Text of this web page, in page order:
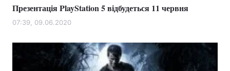
Презентація PlayStation 5 відбудеться 11 червня
07:39, 09.06.2020